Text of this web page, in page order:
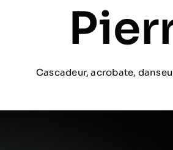
Cascadeur, acrobate,